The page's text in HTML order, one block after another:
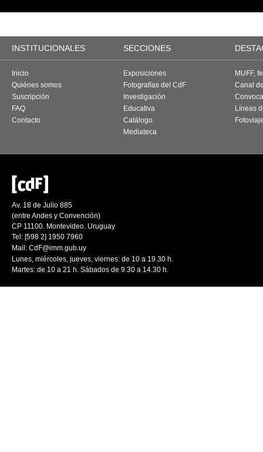
INSTITUCIONALES SECCIONES
Inicio
Quiénes somos
Suscripción
FAQ
Contacto
Exposiciones
Fotografías del CdF
Investigación
Educativa
Catálogo
Mediateca
MUFF,
Canal
Líneas
Av. 18 de Julio 885
(entre Andes y Convención)
CP 11100. Montevideo. Uruguay
Tel: [598 2] 1950 7960
Mail: CdF@imm.gub.uy
Lunes, miércoles, jueves, viernes: de 10 a 19.30 h.
Martes: de 10 a 21 h. Sábados de 9.30 a 14.30 h.